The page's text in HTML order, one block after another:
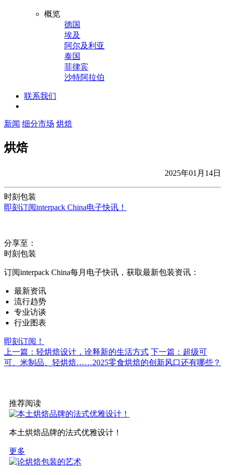
概览
德国
埃及
阿尔及利亚
泰国
菲律宾
沙特阿拉伯
联系我们
新闻 细分市场 烘焙
烘焙
2025年01月14日
时刻包装
即刻订阅interpack China电子快讯！
分享至：
时刻包装
订阅interpack China每月电子快讯，获取最新包装资讯：
最新资讯
流行趋势
专业访谈
行业图表
即刻订阅！
上一篇：轻烘焙设计，诠释新的生活方式 下一篇：超级可
可、米制品、轻烘焙……2025零食烘焙的创新风口还有哪些？
推荐阅读
本土烘焙品牌的法式优雅设计！
更多